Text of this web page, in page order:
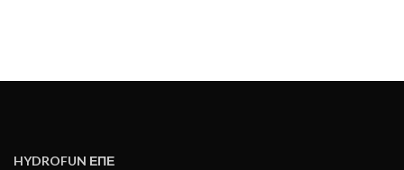
HYDROFUN ΕΠΕ